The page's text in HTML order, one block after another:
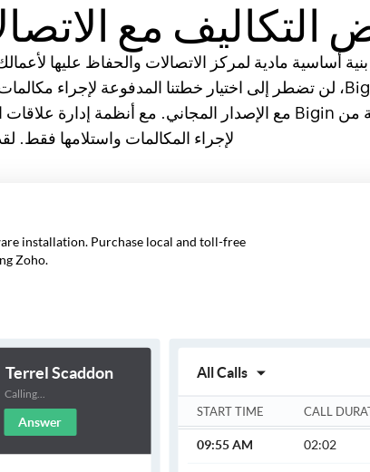
مع
أساسية مادية لمركز الاتصالات والحفاظ عليها
لإجراء المكالمات واستلامها فقط.